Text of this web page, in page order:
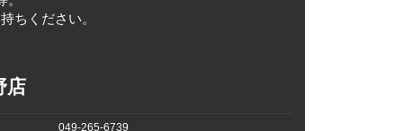
ちください。
店
049-265-6739